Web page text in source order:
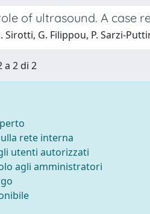
of ultrasound. A
Sirotti, G. Filippou, P. Sarzi-
a 2 di 2
rete interna
utenti autorizzati
agli amministratori